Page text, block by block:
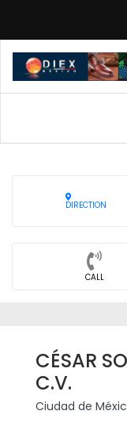
DIRECTION
CALL
CÉSAR
C.V.
Ciudad de